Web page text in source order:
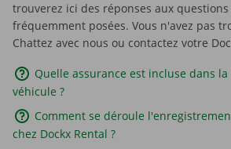
trouverez ici des réponses aux
fréquemment posées. Vous n'avez pas
Chattez avec nous ou contactez votre
Quelle assurance est incluse dans
véhicule ?
Comment se déroule
chez Dockx Rental ?